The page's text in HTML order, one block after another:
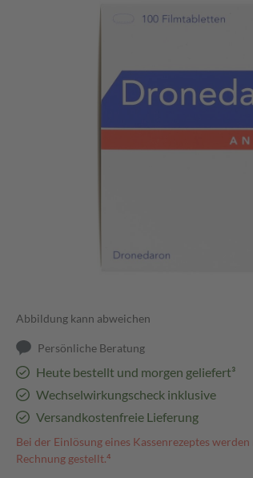
Abbildung kann abweichen
Persönliche Beratung
Heute bestellt und morgen geliefert³
Wechselwirkungscheck inklusive
Versandkostenfreie Lieferung
Bei der Einlösung eines Kassenrezeptes
Rechnung gestellt.⁴